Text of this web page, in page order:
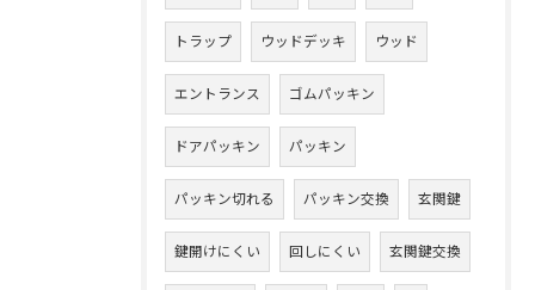
トラップ ウッドデッキ ウッド
エントランス ゴムパッキン
ドアパッキン パッキン
パッキン切れる パッキン交換 玄関鍵
鍵開けにくい 回しにくい 玄関鍵交換